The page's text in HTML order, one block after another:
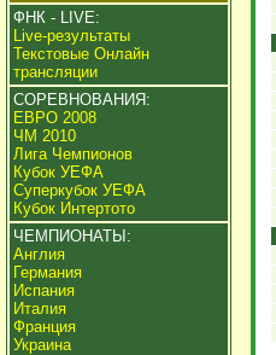
ФНК - LIVE:
Live-результаты
Текстовые Онлайн
трансляции
СОРЕВНОВАНИЯ:
ЕВРО 2008
ЧМ 2010
Лига Чемпионов
Кубок УЕФА
Суперкубок УЕФА
Кубок Интертото
ЧЕМПИОНАТЫ:
Англия
Германия
Испания
Италия
Франция
Украина